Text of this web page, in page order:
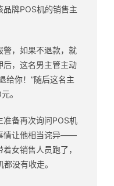
牌POS机的销售主
警，如果不退款，就
后，这名男主管主动
给你！”随后这名主
。
准备再次询问POS机
情让他相当诧异——
女销售人员跑了，
没有收走。